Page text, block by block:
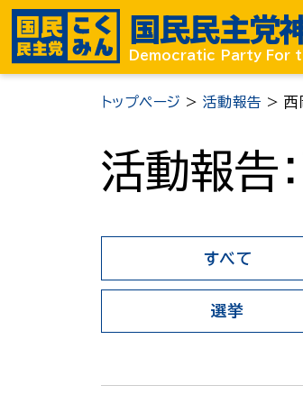
国民民主党
Democratic Party For
トップページ > 活動報告 > 西
活動報告
すべて
選挙